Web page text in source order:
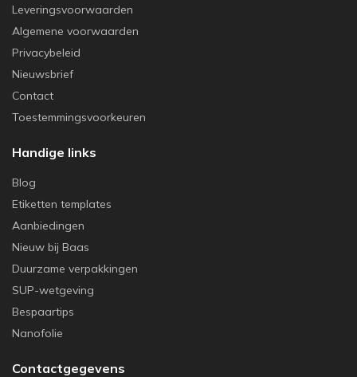
Leveringsvoorwaarden
Algemene voorwaarden
Privacybeleid
Nieuwsbrief
Contact
Toestemmingsvoorkeuren
Handige links
Blog
Etiketten templates
Aanbiedingen
Nieuw bij Baas
Duurzame verpakkingen
SUP-wetgeving
Bespaartips
Nanofolie
Contactgegevens